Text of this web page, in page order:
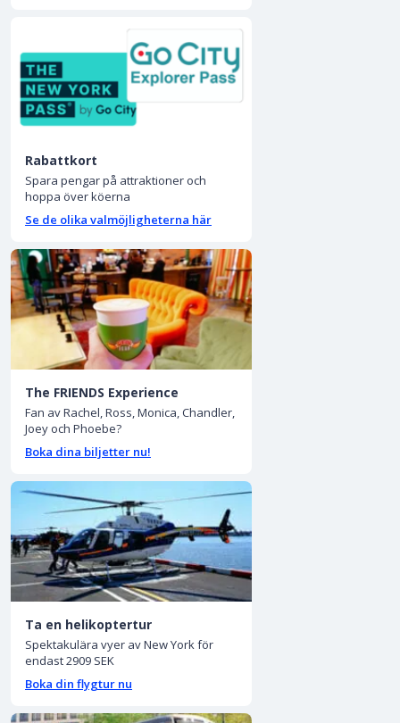
Rabattkort
Spara pengar på attraktioner och
hoppa över köerna
Se de olika valmöjligheterna här
The FRIENDS Experience
Fan av Rachel, Ross, Monica, Chandler,
Joey och Phoebe?
Boka dina biljetter nu!
Ta en helikoptertur
Spektakulära vyer av New York för
endast 2909 SEK
Boka din flygtur nu